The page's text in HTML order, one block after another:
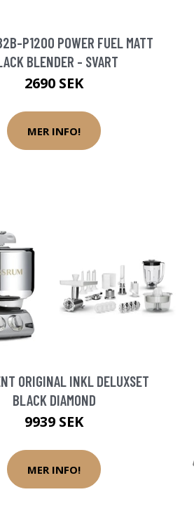
P1200 POWER FUEL MATT
BLENDER - SVART
2690 SEK
MER INFO!
ORIGINAL INKL DELUXSET
BLACK DIAMOND
9939 SEK
MER INFO!